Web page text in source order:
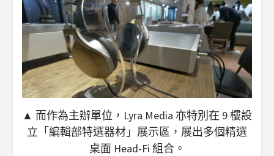
▲ 而作為主辦單位，Lyra Media 亦特別在 9 樓設
立「編輯部特選器材」展示區，展出多個精選
桌面 Head-Fi 組合。